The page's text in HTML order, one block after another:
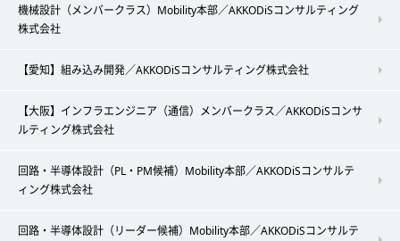
機械設計（メンバークラス）Mobility本部／AKKODiSコンサルティング
株式会社
【愛知】組み込み開発／AKKODiSコンサルティング株式会社
【大阪】インフラエンジニア（通信）メンバークラス／AKKODiSコンサ
ルティング株式会社
回路・半導体設計（PL・PM候補）Mobility本部／AKKODiSコンサルテ
ィング株式会社
回路・半導体設計（リーダー候補）Mobility本部／AKKODiSコンサルテ